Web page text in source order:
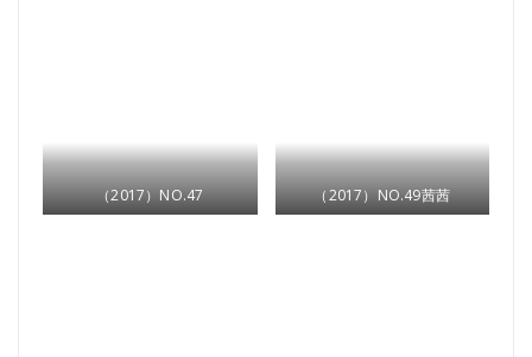
（2017）NO.47 （2017）NO.49茜茜